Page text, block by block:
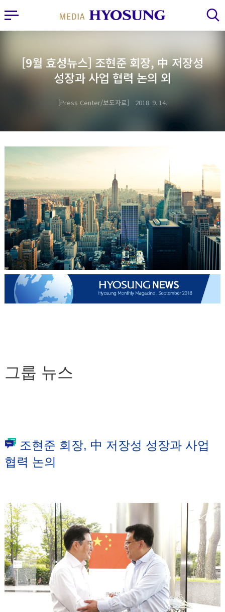
MY FRIEND HYOSUNG
사이드바 열기 검색 레이어 열기
[9월 효성뉴스] 조현준 회장, 中 저장성
성장과 사업 협력 논의 외
Press Center/보도자료 2018. 9. 14.
그룹 뉴스
조현준 회장, 中 저장성 성장과 사업
협력 논의